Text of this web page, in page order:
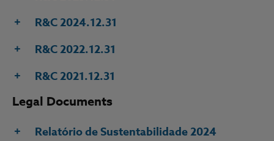
R&C 2024.12.31
R&C 2022.12.31
R&C 2021.12.31
Legal Documents
Relatório de Sustentabilidade 2024